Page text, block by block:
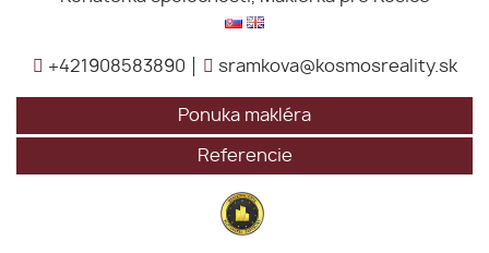
+421908583890 sramkova@kosmosreality.sk
Ponuka makléra
Referencie